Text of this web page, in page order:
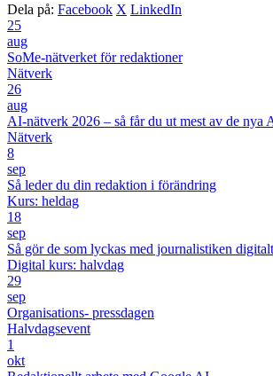
Dela på: Facebook X LinkedIn
25
aug
SoMe-nätverket för redaktioner
Nätverk
26
aug
AI-nätverk 2026 – så får du ut mest av de nya
Nätverk
8
sep
Så leder du din redaktion i förändring
Kurs: heldag
18
sep
Så gör de som lyckas med journalistiken digitalt
Digital kurs: halvdag
29
sep
Organisations- pressdagen
Halvdagsevent
1
okt